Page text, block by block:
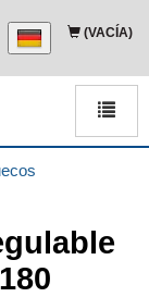
(VACÍA)